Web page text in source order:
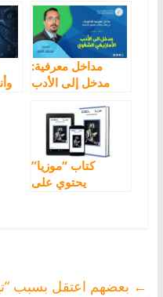
مداخل معرفية:
مدخل إلى الأدب
مع ذ. أفقير محمد
كتاب “موزيا”
يحتوي على
← بعضهم اعتقل بسبب